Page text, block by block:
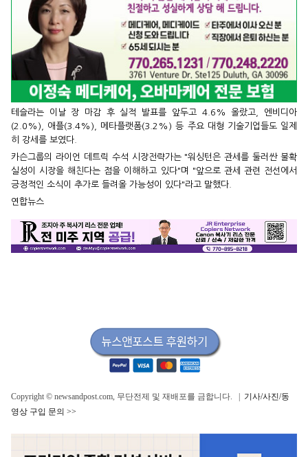
테슬라는 이날 장 마감 후 실적 발표를 앞두고 4.6% 올랐고, 엔비디아
(2.0%), 애플(3.4%), 메타플랫폼(3.2%) 등 주요 대형 기술기업들도 일제
히 강세를 보였다.
카슨그룹의 라이언 데트릭 수석 시장전략가는 "워싱턴은 관세를 둘러싼 불확
실성이 시장을 해친다는 점을 이해하고 있다"며 "앞으로 관세 관련 전선에서
긍정적인 소식이 추가로 들려올 가능성이 있다"라고 말했다.
연합뉴스
Copyright © newsandpost.com, 무단전제 및 재배포를 금합니다. | 기사/사진/동
영상 구입 문의 >>